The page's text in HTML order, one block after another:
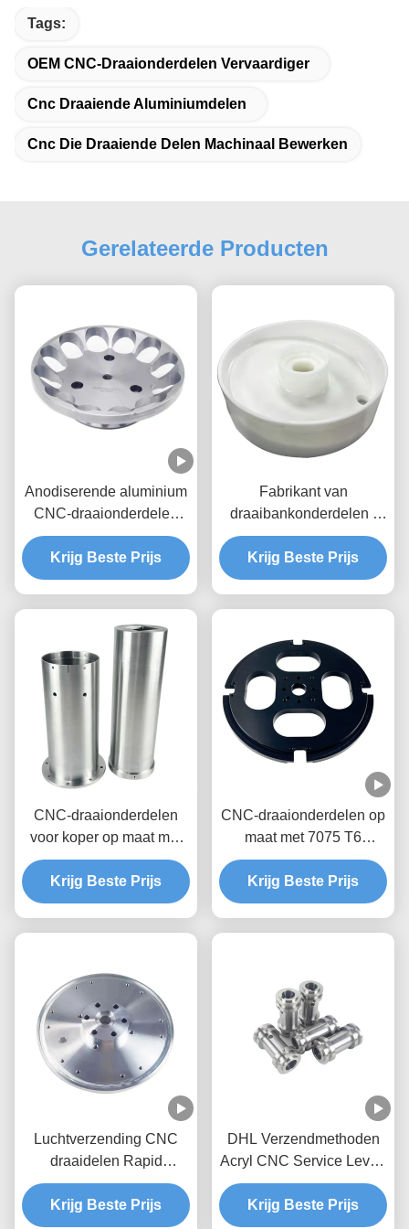
Tags:
OEM CNC-Draaionderdelen Vervaardiger
Cnc Draaiende Aluminiumdelen
Cnc Die Draaiende Delen Machinaal Bewerken
Gerelateerde Producten
Anodiserende aluminium
CNC-draaionderdelen
Bewerking Custom 5 Axis
Cnc-frees
Krijg Beste Prijs
Fabrikant van
draaibankonderdelen |
Precisie draaiende
messing onderdelen en
aluminium onderdelen
Krijg Beste Prijs
CNC-draaionderdelen
voor koper op maat met
OEM/ODM-diensten
Krijg Beste Prijs
CNC-draaionderdelen op
maat met 7075 T6
aluminium en tolerantie
+/- 0,01-0,005 mm voor
metalen
Krijg Beste Prijs
Luchtverzending CNC
draaidelen Rapid
Prototyping CNC-
onderdelen Bewerking
Krijg Beste Prijs
DHL Verzendmethoden
Acryl CNC Service Levert
Nauwkeurig Snijden en
Graveren Voorbeeld Moet
Krijg Beste Prijs